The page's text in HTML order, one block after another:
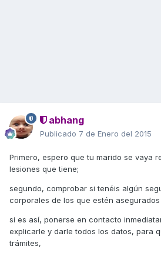
abhang
Publicado 7 de Enero del 2015
Primero, espero que tu marido se vaya
lesiones que tiene;
segundo, comprobar si tenéis algún
corporales de los que estén
si es así, ponerse en contacto
explicarle y darle todos los datos, para
trámites,